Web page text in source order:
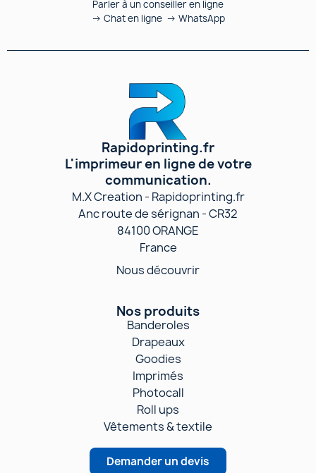
Parler à un conseiller en ligne
→ Chat en ligne → WhatsApp
Rapidoprinting.fr
L'imprimeur en ligne de votre
communication.
M.X Creation - Rapidoprinting.fr
Anc route de sérignan - CR32
84100 ORANGE
France
Nous découvrir
Nos produits
Banderoles
Drapeaux
Goodies
Imprimés
Photocall
Roll ups
Vêtements & textile
Demander un devis